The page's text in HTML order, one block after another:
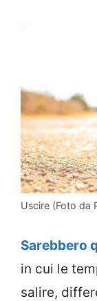
Uscire (Foto da
Sarebbero
in cui le
salire,